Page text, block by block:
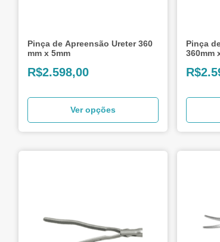
Pinça de Apreensão Ureter 360
mm x 5mm
R$2.598,00
Ver opções
Pinça
360mm
R$